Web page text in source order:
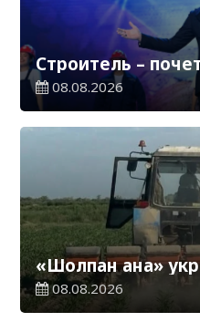
Строитель –
08.08.2026
«Шолпан ана»
08.08.2026